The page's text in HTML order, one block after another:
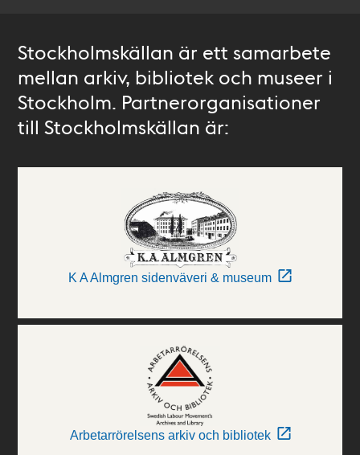
Stockholmskällan är ett samarbete
mellan arkiv, bibliotek och museer i
Stockholm. Partnerorganisationer
till Stockholmskällan är:
K A Almgren sidenväveri & museum
Arbetarrörelsens arkiv och bibliotek